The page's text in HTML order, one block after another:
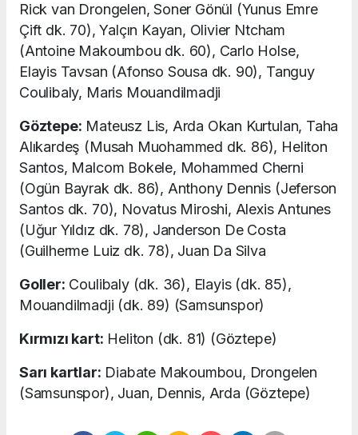
Rick van Drongelen, Soner Gönül (Yunus Emre
Çift dk. 70), Yalçın Kayan, Olivier Ntcham
(Antoine Makoumbou dk. 60), Carlo Holse,
Elayis Tavsan (Afonso Sousa dk. 90), Tanguy
Coulibaly, Maris Mouandilmadji
Göztepe: Mateusz Lis, Arda Okan Kurtulan, Taha
Alıkardeş (Musah Muohammed dk. 86), Heliton
Santos, Malcom Bokele, Mohammed Cherni
(Ogün Bayrak dk. 86), Anthony Dennis (Jeferson
Santos dk. 70), Novatus Miroshi, Alexis Antunes
(Uğur Yıldız dk. 78), Janderson De Costa
(Guilherme Luiz dk. 78), Juan Da Silva
Goller: Coulibaly (dk. 36), Elayis (dk. 85),
Mouandilmadji (dk. 89) (Samsunspor)
Kırmızı kart: Heliton (dk. 81) (Göztepe)
Sarı kartlar: Diabate Makoumbou, Drongelen
(Samsunspor), Juan, Dennis, Arda (Göztepe)